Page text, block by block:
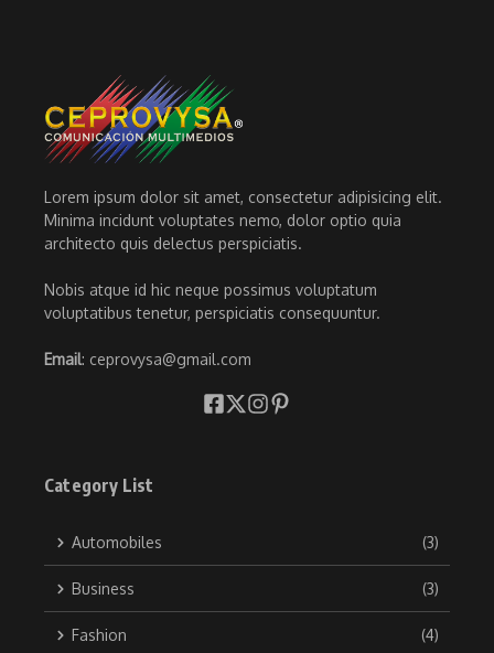
Lorem ipsum dolor sit amet, consectetur adipisicing elit.
Minima incidunt voluptates nemo, dolor optio quia
architecto quis delectus perspiciatis.
Nobis atque id hic neque possimus voluptatum
voluptatibus tenetur, perspiciatis consequuntur.
Email: ceprovysa@gmail.com
Category List
Automobiles (3)
Business (3)
Fashion (4)